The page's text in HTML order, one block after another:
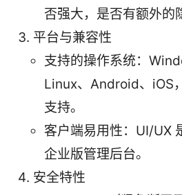
否强大，是否有额外的
平台与兼容性
支持的操作系统：
Linux、Android、iOS
支持。
客户端易用性：UI/UX
企业版管理后台。
安全特性